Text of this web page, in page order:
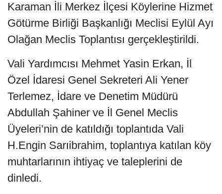
Karaman İli Merkez İlçesi Köylerine Hizmet
Götürme Birliği Başkanlığı Meclisi Eylül Ayı
Olağan Meclis Toplantısı gerçekleştirildi.
Vali Yardımcısı Mehmet Yasin Erkan, İl
Özel İdaresi Genel Sekreteri Ali Yener
Terlemez, İdare ve Denetim Müdürü
Abdullah Şahiner ve İl Genel Meclis
Üyeleri’nin de katıldığı toplantıda Vali
H.Engin Sarıibrahim, toplantıya katılan köy
muhtarlarının ihtiyaç ve taleplerini de
dinledi.